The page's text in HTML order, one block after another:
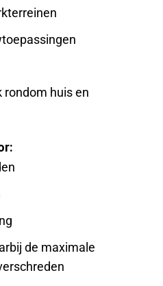
rondom huis en
de maximale